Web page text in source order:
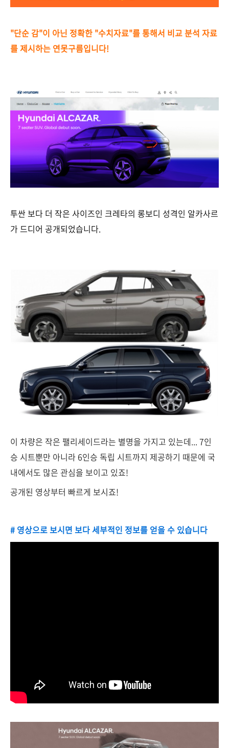
"단순 감"이 아닌 정확한 "수치자료"를 통해서 비교 분석 자료
를 제시하는 연못구름입니다!
투싼 보다 더 작은 사이즈인 크레타의 롱보디 성격인 알카사르
가 드디어 공개되었습니다.
이 차량은 작은 팰리세이드라는 별명을 가지고 있는데... 7인
승 시트뿐만 아니라 6인승 독립 시트까지 제공하기 때문에 국
내에서도 많은 관심을 보이고 있죠!
공개된 영상부터 빠르게 보시죠!
# 영상으로 보시면 보다 세부적인 정보를 얻을 수 있습니다